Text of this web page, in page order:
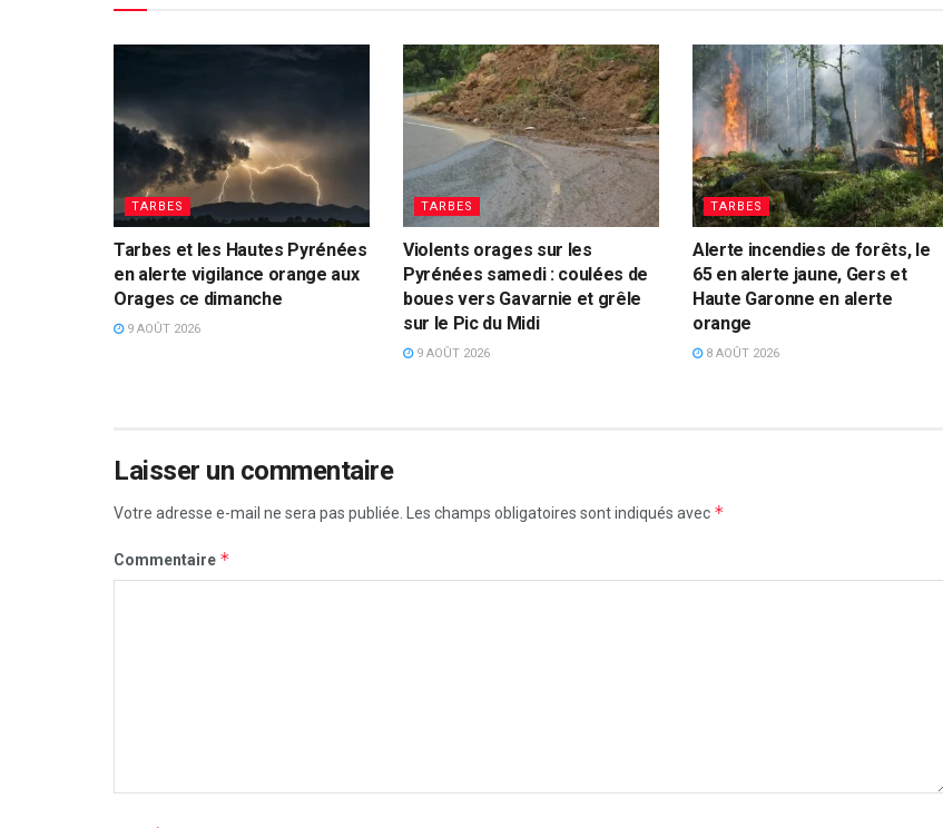
TARBES
Tarbes et les Hautes Pyrénées
en alerte vigilance orange aux
Orages ce dimanche
9 AOÛT 2026
TARBES
Violents orages sur les
Pyrénées samedi : coulées de
boues vers Gavarnie et grêle
sur le Pic du Midi
9 AOÛT 2026
TARBES
Alerte incendies de forêts, le
65 en alerte jaune, Gers et
Haute Garonne en alerte
orange
8 AOÛT 2026
Laisser un commentaire
Votre adresse e-mail ne sera pas publiée. Les champs obligatoires sont indiqués avec *
Commentaire *